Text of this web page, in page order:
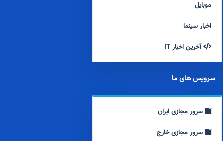
موبایل
اخبار سینما
آخرین اخبار IT
سرویس های ما
سرور مجازی ایران
سرور مجازی خارج